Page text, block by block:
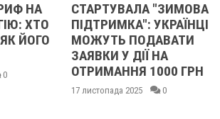
СТАРТУВАЛА "ЗИМОВА
ПІДТРИМКА": УКРАЇНЦІ
МОЖУТЬ ПОДАВАТИ
ЗАЯВКИ У ДІЇ НА
ОТРИМАННЯ 1000 ГРН
17 листопада 2025 0
50
ПРИ
ДИТИНИ:
НОВІ
06 листопада